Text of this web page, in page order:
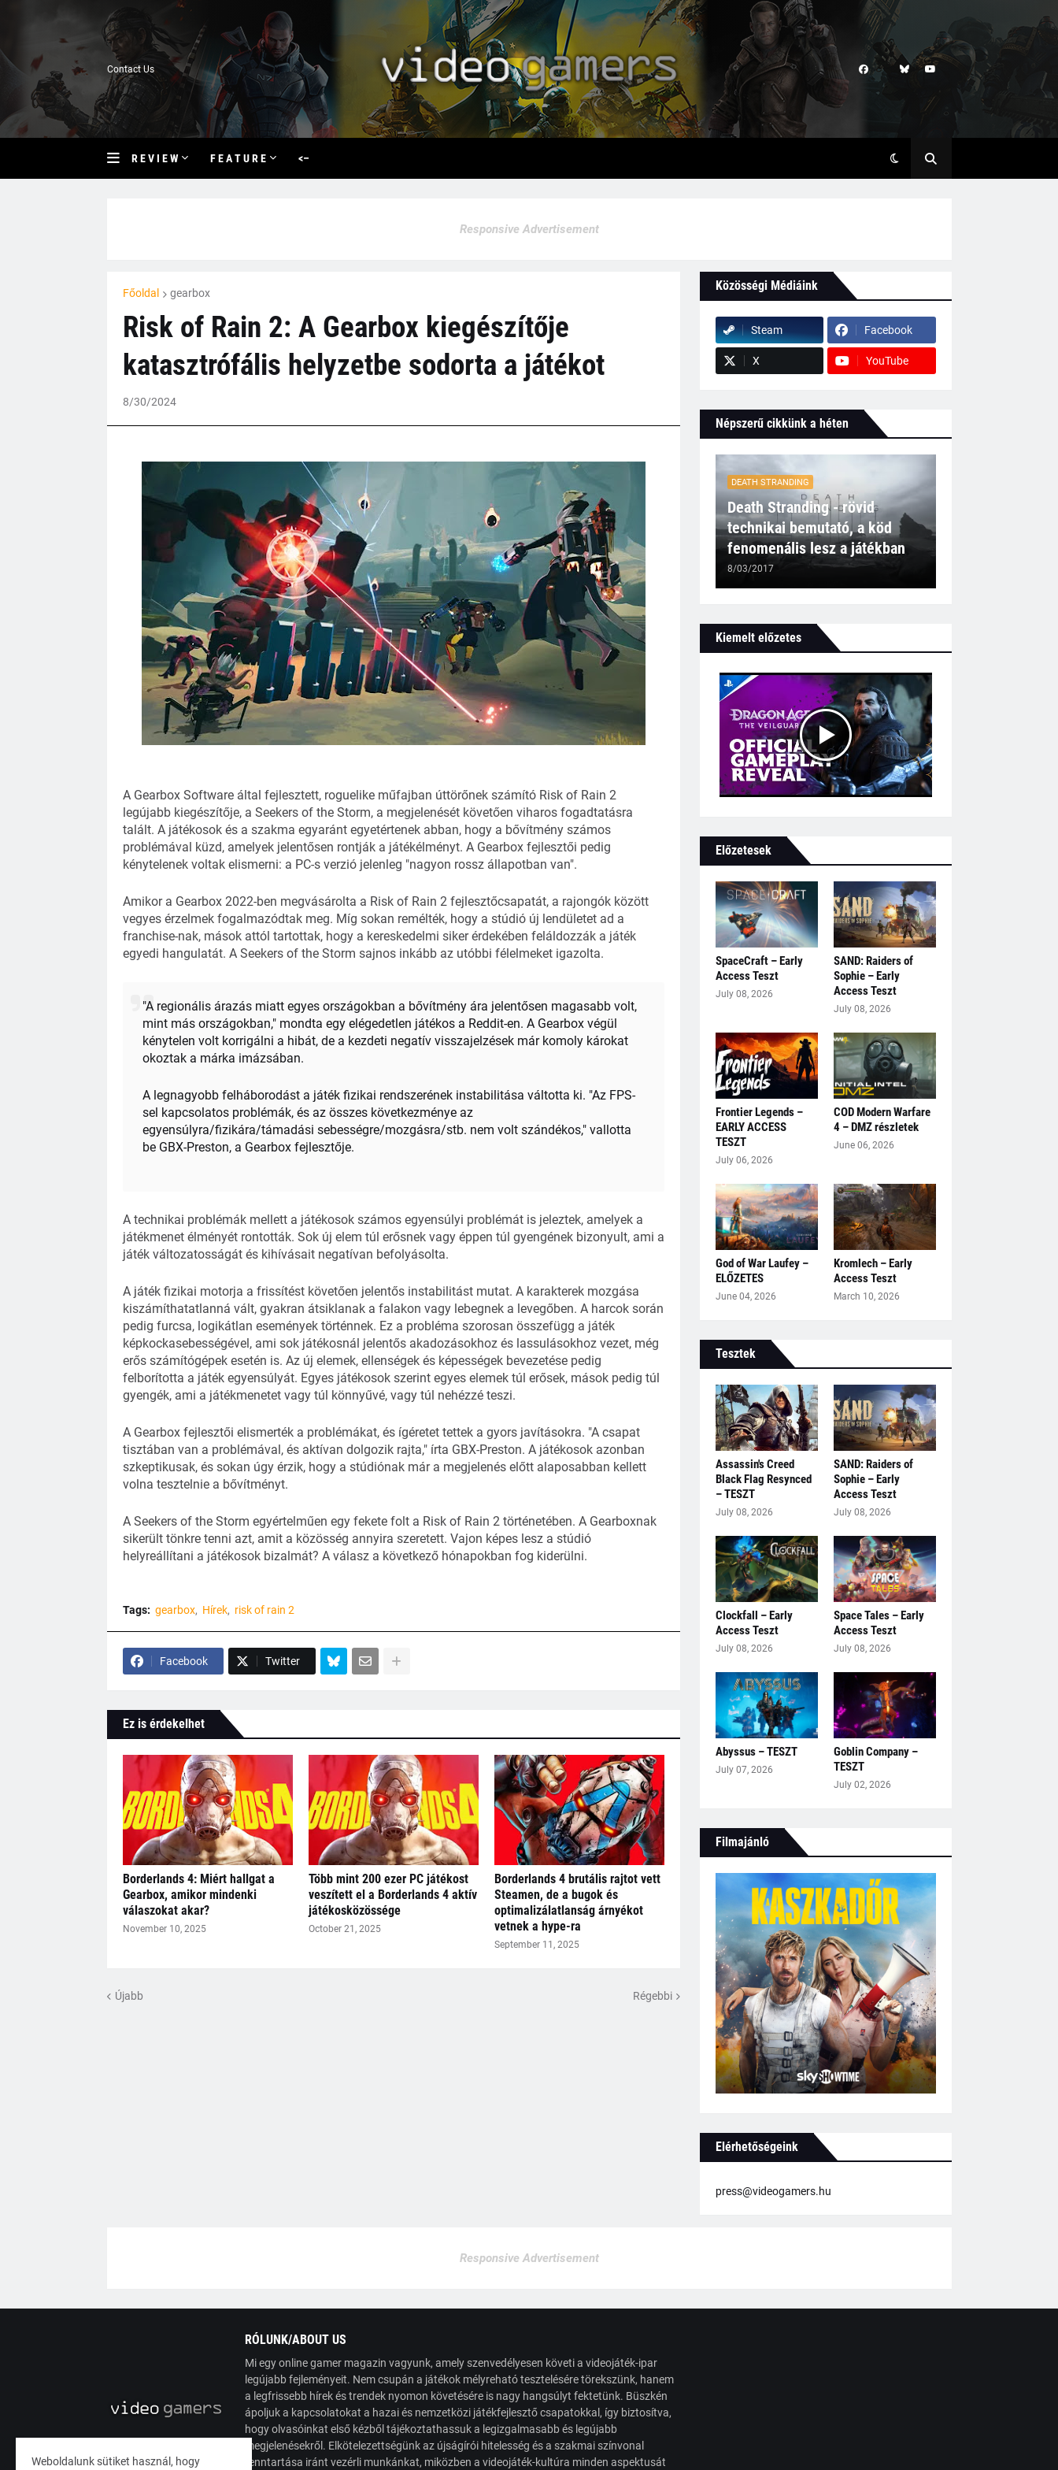
Contact Us
R E V I E W F E A T U R E <–
Responsive Advertisement
Főoldal gearbox
Risk of Rain 2: A Gearbox kiegészítője
katasztrófális helyzetbe sodorta a játékot
8/30/2024
A Gearbox Software által fejlesztett, roguelike műfajban úttörőnek számító Risk of Rain 2
legújabb kiegészítője, a Seekers of the Storm, a megjelenését követően viharos fogadtatásra
talált. A játékosok és a szakma egyaránt egyetértenek abban, hogy a bővítmény számos
problémával küzd, amelyek jelentősen rontják a játékélményt. A Gearbox fejlesztői pedig
kénytelenek voltak elismerni: a PC-s verzió jelenleg "nagyon rossz állapotban van".
Amikor a Gearbox 2022-ben megvásárolta a Risk of Rain 2 fejlesztőcsapatát, a rajongók között
vegyes érzelmek fogalmazódtak meg. Míg sokan remélték, hogy a stúdió új lendületet ad a
franchise-nak, mások attól tartottak, hogy a kereskedelmi siker érdekében feláldozzák a játék
egyedi hangulatát. A Seekers of the Storm sajnos inkább az utóbbi félelmeket igazolta.
"A regionális árazás miatt egyes országokban a bővítmény ára jelentősen magasabb volt,
mint más országokban," mondta egy elégedetlen játékos a Reddit-en. A Gearbox végül
kénytelen volt korrigálni a hibát, de a kezdeti negatív visszajelzések már komoly károkat
okoztak a márka imázsában.
A legnagyobb felháborodást a játék fizikai rendszerének instabilitása váltotta ki. "Az FPS-
sel kapcsolatos problémák, és az összes következménye az
egyensúlyra/fizikára/támadási sebességre/mozgásra/stb. nem volt szándékos," vallotta
be GBX-Preston, a Gearbox fejlesztője.
A technikai problémák mellett a játékosok számos egyensúlyi problémát is jeleztek, amelyek a
játékmenet élményét rontották. Sok új elem túl erősnek vagy éppen túl gyengének bizonyult, ami a
játék változatosságát és kihívásait negatívan befolyásolta.
A játék fizikai motorja a frissítést követően jelentős instabilitást mutat. A karakterek mozgása
kiszámíthatatlanná vált, gyakran átsiklanak a falakon vagy lebegnek a levegőben. A harcok során
pedig furcsa, logikátlan események történnek. Ez a probléma szorosan összefügg a játék
képkockasebességével, ami sok játékosnál jelentős akadozásokhoz és lassulásokhoz vezet, még
erős számítógépek esetén is. Az új elemek, ellenségek és képességek bevezetése pedig
felborította a játék egyensúlyát. Egyes játékosok szerint egyes elemek túl erősek, mások pedig túl
gyengék, ami a játékmenetet vagy túl könnyűvé, vagy túl nehézzé teszi.
A Gearbox fejlesztői elismerték a problémákat, és ígéretet tettek a gyors javításokra. "A csapat
tisztában van a problémával, és aktívan dolgozik rajta," írta GBX-Preston. A játékosok azonban
szkeptikusak, és sokan úgy érzik, hogy a stúdiónak már a megjelenés előtt alaposabban kellett
volna tesztelnie a bővítményt.
A Seekers of the Storm egyértelműen egy fekete folt a Risk of Rain 2 történetében. A Gearboxnak
sikerült tönkre tenni azt, amit a közösség annyira szeretett. Vajon képes lesz a stúdió
helyreállítani a játékosok bizalmát? A válasz a következő hónapokban fog kiderülni.
Tags: gearbox Hírek risk of rain 2
Facebook Twitter
Ez is érdekelhet
Borderlands 4: Miért hallgat a
Gearbox, amikor mindenki
válaszokat akar?
November 10, 2025
Több mint 200 ezer PC játékost
veszített el a Borderlands 4 aktív
játékosközössége
October 21, 2025
Borderlands 4 brutális rajtot vett
Steamen, de a bugok és
optimalizálatlanság árnyékot
vetnek a hype-ra
September 11, 2025
Újabb Régebbi
Közösségi Médiáink
Steam Facebook
X YouTube
Népszerű cikkünk a héten
DEATH STRANDING
Death Stranding - rövid
technikai bemutató, a köd
fenomenális lesz a játékban
8/03/2017
Kiemelt előzetes
Előzetesek
SpaceCraft – Early
Access Teszt
July 08, 2026
SAND: Raiders of
Sophie – Early
Access Teszt
July 08, 2026
Frontier Legends –
EARLY ACCESS
TESZT
July 06, 2026
COD Modern Warfare
4 – DMZ részletek
June 06, 2026
God of War Laufey –
ELŐZETES
June 04, 2026
Kromlech – Early
Access Teszt
March 10, 2026
Tesztek
Assassin's Creed
Black Flag Resynced
– TESZT
July 08, 2026
SAND: Raiders of
Sophie – Early
Access Teszt
July 08, 2026
Clockfall – Early
Access Teszt
July 08, 2026
Space Tales – Early
Access Teszt
July 08, 2026
Abyssus – TESZT
July 07, 2026
Goblin Company –
TESZT
July 02, 2026
Filmajánló
Elérhetőségeink
press@videogamers.hu
Responsive Advertisement
RÓLUNK/ABOUT US
Mi egy online gamer magazin vagyunk, amely szenvedélyesen követi a videojáték-ipar
legújabb fejleményeit. Nem csupán a játékok mélyreható tesztelésére törekszünk, hanem
a legfrissebb hírek és trendek nyomon követésére is nagy hangsúlyt fektetünk. Büszkén
ápoljuk a kapcsolatokat a hazai és nemzetközi játékfejlesztő csapatokkal, így biztosítva,
hogy olvasóinkat első kézből tájékoztathassuk a legizgalmasabb és legújabb
megjelenésekről. Elkötelezettségünk az újságírói hitelesség és a szakmai színvonal
fenntartása iránt vezérli munkánkat, miközben a videojáték-kultúra minden aspektusát
Weboldalunk sütiket használ, hogy